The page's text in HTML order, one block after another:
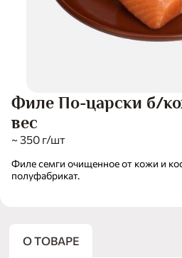
Филе По-царски б/
вес
~ 350 г/шт
Филе семги очищенное от кожи и
полуфабрикат.
О ТОВАРЕ